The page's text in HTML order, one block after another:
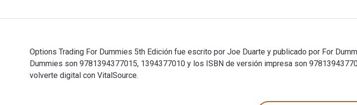
Options Trading For Dummies 5th Edición fue escrito por Joe Duarte y publicado por For
Dummies son 9781394377015, 1394377010 y los ISBN de versión impresa son
volverte digital con VitalSource.